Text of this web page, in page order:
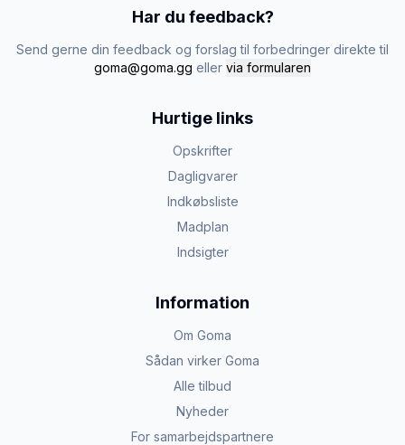
Har du feedback?
Send gerne din feedback og forslag til forbedringer direkte til
goma@goma.gg eller via formularen
Hurtige links
Opskrifter
Dagligvarer
Indkøbsliste
Madplan
Indsigter
Information
Om Goma
Sådan virker Goma
Alle tilbud
Nyheder
For samarbejdspartnere